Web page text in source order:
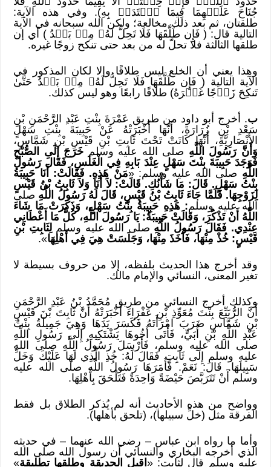
جُنَاحَ عَلَيۡهِمَا فِيمَا ٱفۡتَدَتۡ بِهِ). وفي هذه الآية:
طلقتان، ثم بعد ذلك مخالعة؛ ولكن الله سبحانه في الآية
التالية قال: ( فَإِن طَلَّقَهَا فَلَا تَحِلُّ لَهُۥ مِنۢ بَعۡدُ ) أي إن
طلقها الثالثة فلا تحلّ له من بعد حتى تنكح زوجًا غيره.
وهذا يعني أن الخلع ليس طلاقًا وإلا لكان المذكور في
الآية التالية ( فَإِن طَلَّقَهَا فَلَا تَحِلُّ لَهُۥ مِنۢ بَعۡدُ حَتَّىٰ
تَنكِحَ زَوۡجًا غَيۡرَهُ) طلاقًا رابعًا وهو ليس كذلك.
ب. أخرج أبو داود من طريق عَمْرَةَ بِنْتِ عَبْدِ الرَّحْمَنِ بْنِ
سَعْدِ بْنِ زُرَارَةَ، أَنَّهَا أَخْبَرَتْهُ عَنْ حَبِيبَةَ بِنْتِ سَهْلٍ
الأَنْصَارِيَّةِ، أَنَّهَا كَانَتْ تَحْتَ ثَابِتِ بْنِ قَيْسِ بْنِ شَمَّاسٍ،
وَأَنَّ رَسُولَ اللَّهِ صلى الله عليه وسلم خَرَجَ إِلَى الصُّبْحِ
فَوَجَدَ حَبِيبَةَ بِنْتَ سَهْلٍ عِنْدَ بَابِهِ فِي الْغَلَسِ، فَقَالَ رَسُولُ
اللَّهِ صلى الله عليه وسلم: «مَنْ هَذِهِ. فَقَالَتْ: أَنَا حَبِيبَةُ
بِنْتُ سَهْلٍ. قَالَ: مَا شَأْنُكِ. قَالَتْ: لاَ أَنَا وَلاَ ثَابِتُ بْنُ قَيْسٍ
لِزَوْجِهَا. فَلَمَّا جَاءَ ثَابِتُ بْنُ قَيْسٍ، قَالَ لَهُ رَسُولُ اللَّهِ صلى
الله عليه وسلم: هَذِهِ حَبِيبَةُ بِنْتُ سَهْلٍ، وَذَكَرَتْ مَا شَاءَ
اللَّهُ أَنْ تَذْكُرَ، وَقَالَتْ حَبِيبَةُ: يَا رَسُولَ اللَّهِ، كُلُّ مَا أَعْطَانِي
عِنْدِي. فَقَالَ رَسُولُ اللَّهِ صلى الله عليه وسلم لِثَابِتِ بْنِ
قَيْسٍ: خُذْ مِنْهَا، فَأَخَذَ مِنْهَا، وَجَلَسَتْ هِيَ فِي أَهْلِهَا».
وقد أخرج هذا الحديث بلفظه، إلا من حروف بسيطة لا
تغير المعنى، النسائي والإمام مالك.
وكذلك أخرج النسائي من طريق مُحَمَّدُ بْنُ عَبْدِ الرَّحْمَنِ
أَنَّ الرُّبَيِّعَ بِنْتَ مُعَوِّذِ بْنِ عَفْرَاءَ أَخْبَرَتْهُ أَنَّ ثَابِتَ بْنَ قَيْسِ
بْنِ شَمَّاسٍ ضَرَبَ امْرَأَتَهُ فَكَسَرَ يَدَهَا وَهِيَ جَمِيلَةُ بِنْتُ
عَبْدِ اللَّهِ بْنِ أُبَيٍّ، فَأَتَى أَخُوهَا يَشْتَكِيهِ إِلَى رَسُولِ اللَّهِ
صلى الله عليه وسلم، فَأَرْسَلَ رَسُولُ اللَّهِ صلى الله
عليه وسلم إِلَى ثَابِتٍ فَقَالَ لَهُ: خُذِ الَّذِي لَهَا عَلَيْكَ وَخَلِّ
سَبِيلَهَا. قَالَ: نَعَمْ. فَأَمَرَهَا رَسُولُ اللَّهِ صلى الله عليه
وسلم أَنْ تَتَرَبَّصَ حَيْضَةً وَاحِدَةً فَتَلْحَقَ بِأَهْلِهَا.
وواضح من هذه الأحاديث أنه لم يُذكر الطلاق بل فقط
الفرقة مثل (خلِّ سبيلها)، (تلحق بأهلها).
وأما ما رواه ابن عباس – رضي الله عنهما – في حديثه
الذي أخرجه البخاري والنسائي أن رسول الله صلى الله
عليه وسلم قال لثابت: « اقبل الحديقة وطلقها تطليقة»